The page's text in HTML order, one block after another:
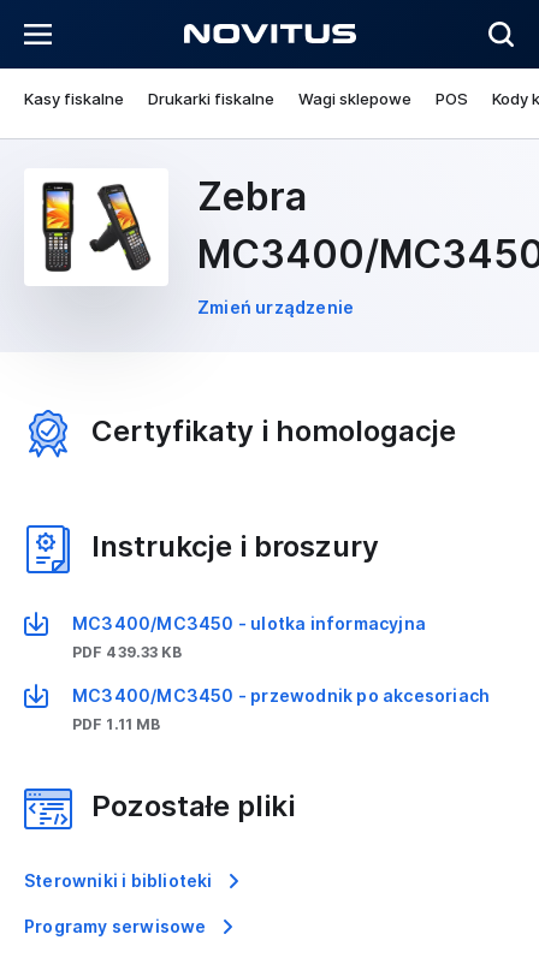
Kasy fiskalne Drukarki fiskalne Wagi sklepowe POS Kody
Zebra
MC3400/
Zmień urządzenie
Certyfikaty i homologacje
Instrukcje i broszury
MC3400/MC3450 - ulotka informacyjna
PDF 439.33 KB
MC3400/MC3450 - przewodnik po akcesoriach
PDF 1.11 MB
Pozostałe pliki
Sterowniki i biblioteki
Programy serwisowe